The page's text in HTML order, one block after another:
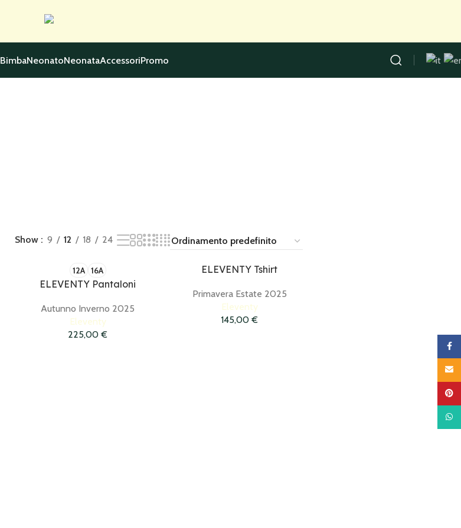
BimbaNeonatoNeonataAccessoriPromo
Show 9 12 18 24
12A 16A
ELEVENTY Pantaloni
Autunno Inverno 2025
Eleventy
225,00 €
ELEVENTY Tshirt
Primavera Estate 2025
Eleventy
145,00 €
Email